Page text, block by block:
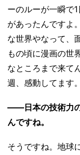
ーのルーが一瞬で
があったんですよ
な世界やなって、
もの頃に漫画の世
なところまで来て
週、感動してます。
――日本の技術力
んですね。
そうですね。地球